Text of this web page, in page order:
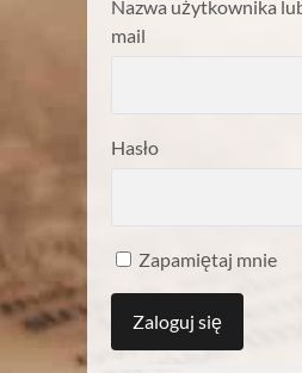
Nazwa użytkownika
mail
Hasło
Zapamiętaj mnie